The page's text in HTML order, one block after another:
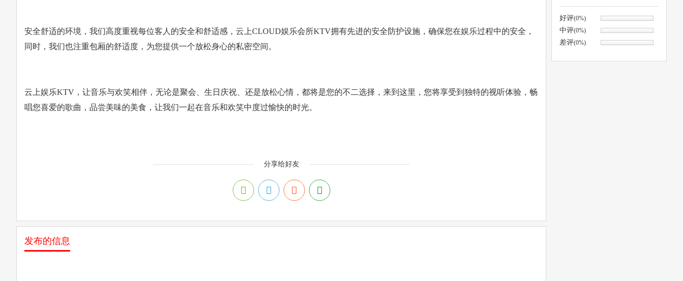
安全舒适的环境，我们高度重视每位客人的安全和舒适感，云上CLOUD娱乐会所KTV拥有先进的安全防护设施，确保您在娱乐过程中的安全，
同时，我们也注重包厢的舒适度，为您提供一个放松身心的私密空间。
云上娱乐KTV，让音乐与欢笑相伴，无论是聚会、生日庆祝、还是放松心情，都将是您的不二选择，来到这里，您将享受到独特的视听体验，畅
唱您喜爱的歌曲，品尝美味的美食，让我们一起在音乐和欢笑中度过愉快的时光。
分享给好友
发布的信息
好评(0%)
中评(0%)
差评(0%)